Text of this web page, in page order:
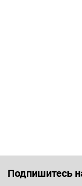
Подпишитесь